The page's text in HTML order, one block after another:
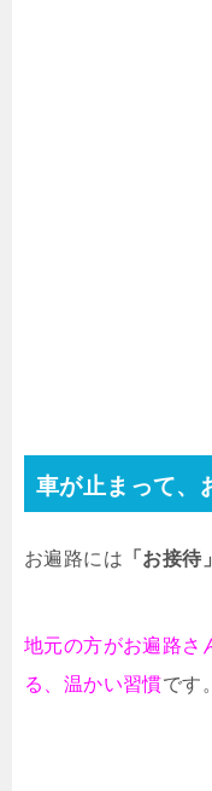
車が止まって、
お遍路には 「お接待」
地元の方がお遍路さ
る、温かい習慣です。